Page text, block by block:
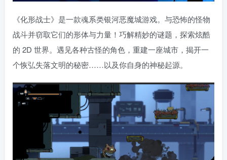
《化形战士》是一款魂系类银河恶魔城游戏。与恐怖的怪物
战斗并窃取它们的形体与力量！巧解精妙的谜题，探索炫酷
的 2D 世界。遇见各种古怪的角色，重建一座城市，揭开一
个恢弘失落文明的秘密……以及你自身的神秘起源。